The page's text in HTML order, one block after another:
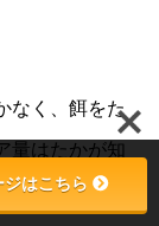
なく、餌をた
量はたかが知
ホーンを入
はこちら